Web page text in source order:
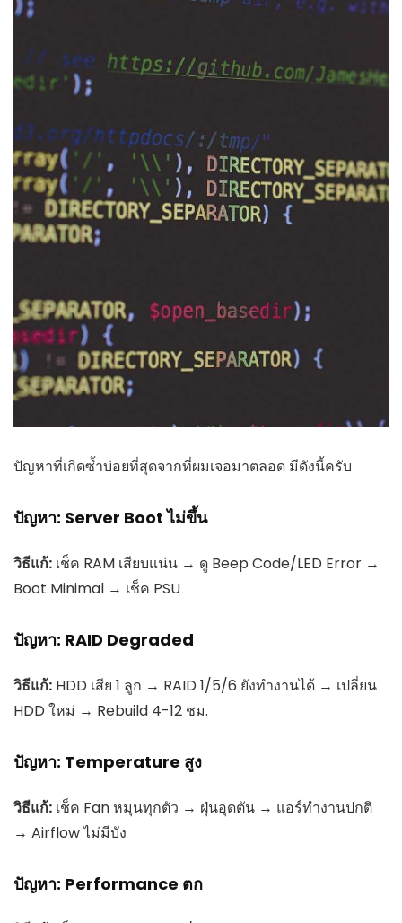
ปัญหาที่เกิดซ้ำบ่อยที่สุดจากที่ผมเจอมาตลอด มีดังนี้ครับ
ปัญหา: Server Boot ไม่ขึ้น
วิธีแก้: เช็ค RAM เสียบแน่น → ดู Beep Code/LED Error →
Boot Minimal → เช็ค PSU
ปัญหา: RAID Degraded
วิธีแก้: HDD เสีย 1 ลูก → RAID 1/5/6 ยังทำงานได้ → เปลี่ยน
HDD ใหม่ → Rebuild 4-12 ชม.
ปัญหา: Temperature สูง
วิธีแก้: เช็ค Fan หมุนทุกตัว → ฝุ่นอุดตัน → แอร์ทำงานปกติ
→ Airflow ไม่มีบัง
ปัญหา: Performance ตก